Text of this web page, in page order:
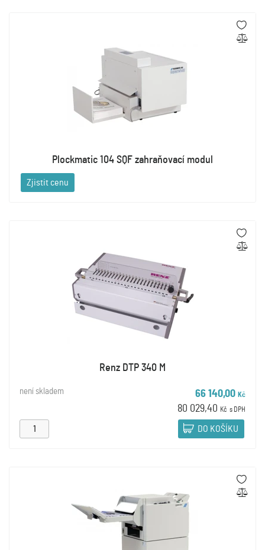
Plockmatic 104 SQF zahraňovací modul
Zjistit cenu
Renz DTP 340 M
není skladem 66 140,00 Kč
80 029,40 Kč s DPH
DO KOŠÍKU